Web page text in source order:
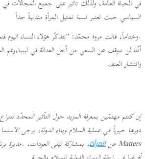
في الحياة العامة، ولذلك تأثير على جميع المجالات
السياسي حيث تعتبر نسبة تمثيل المرأة متدنيةً جداً
.وختاماً، قالت مروة محمّد: "نتذكّر هؤلاء النساء اليوم
أنّنا لن نتوقف عن السعي من أجل العدالة في
وانتشار العنف
إن كنتم مهتمّين بمعرفة المزيد حول التأثير المحدّد
Matters عن
المرأة، بمشاركة ليلى العودات، .مديرة